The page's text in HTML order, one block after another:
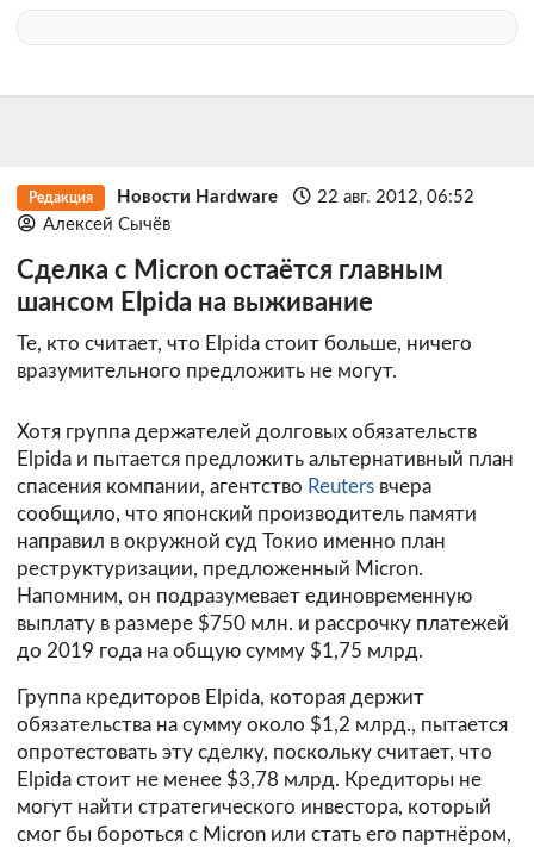
Редакция Новости Hardware
22 авг. 2012, 06:52
Алексей Сычёв
Сделка с Micron остаётся главным
шансом Elpida на выживание
Те, кто считает, что Elpida стоит больше, ничего
вразумительного предложить не могут.
Хотя группа держателей долговых обязательств
Elpida и пытается предложить альтернативный план
спасения компании, агентство Reuters вчера
сообщило, что японский производитель памяти
направил в окружной суд Токио именно план
реструктуризации, предложенный Micron.
Напомним, он подразумевает единовременную
выплату в размере $750 млн. и рассрочку платежей
до 2019 года на общую сумму $1,75 млрд.
Группа кредиторов Elpida, которая держит
обязательства на сумму около $1,2 млрд., пытается
опротестовать эту сделку, поскольку считает, что
Elpida стоит не менее $3,78 млрд. Кредиторы не
могут найти стратегического инвестора, который
смог бы бороться с Micron или стать его партнёром,